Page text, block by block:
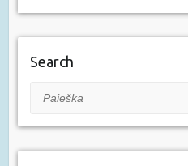
Search
Paieška